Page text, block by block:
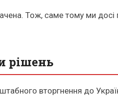
Тож, саме тому ми
рішень
вторгнення до